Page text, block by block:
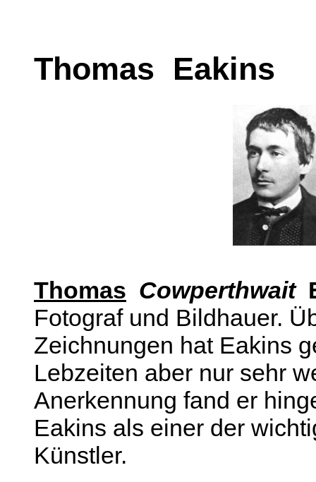
Thomas Eakins
Thomas Cowperthwait
Fotograf und Bildhauer.
Zeichnungen hat Eakins
Lebzeiten aber nur sehr
Anerkennung fand er
Eakins als einer der
Künstler.